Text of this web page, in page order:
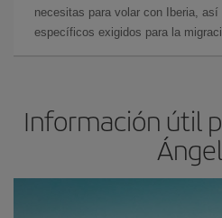
necesitas para volar con Iberia,
específicos exigidos para la
Información útil